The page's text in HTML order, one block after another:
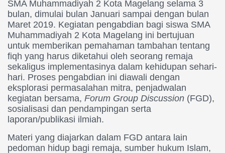
SMA Muhammadiyah 2 Kota Magelang selama 3
bulan, dimulai bulan Januari sampai dengan bulan
Maret 2019. Kegiatan pengabdian bagi siswa SMA
Muhammadiyah 2 Kota Magelang ini bertujuan
untuk memberikan pemahaman tambahan tentang
fiqh yang harus diketahui oleh seorang remaja
sekaligus implementasinya dalam kehidupan sehari-
hari. Proses pengabdian ini diawali dengan
eksplorasi permasalahan mitra, penjadwalan
kegiatan bersama, Forum Group Discussion (FGD),
sosialisasi dan pendampingan serta
laporan/publikasi ilmiah.
Materi yang diajarkan dalam FGD antara lain
pedoman hidup bagi remaja, sumber hukum Islam,